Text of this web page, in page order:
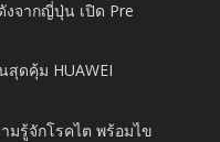
จากญี่ปุ่น เปิด Pre
สุดคุ้ม HUAWEI
มรู้จักโรคไต พร้อมไข